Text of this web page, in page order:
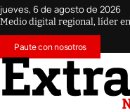
jueves, 6 de agosto de 2026
Medio digital regional, líder
Paute con nosotros